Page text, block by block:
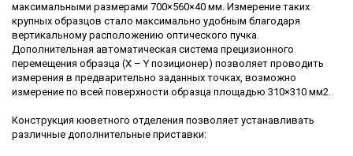
максимальными размерами 700×560×40 мм. Измерение таких
крупных образцов стало максимально удобным благодаря
вертикальному расположению оптического пучка.
Дополнительная автоматическая система прецизионного
перемещения образца (X – Y позиционер) позволяет проводить
измерения в предварительно заданных точках, возможно
измерение по всей поверхности образца площадью 310×310 мм2.
Конструкция кюветного отделения позволяет устанавливать
различные дополнительные приставки: